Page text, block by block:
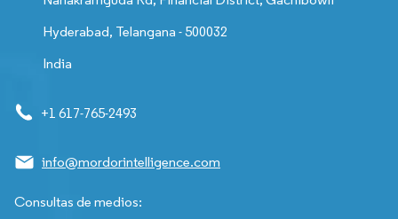
Hyderabad, Telangana - 500032
India
+1 617-765-2493
info@mordorintelligence.com
Consultas de medios: